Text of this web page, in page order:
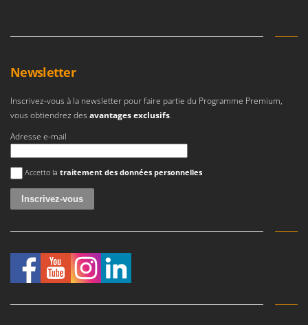
Spice Electronics
Spring Protezione
Spyro
Stanley
Stiga
Stocker
T
Tellarini Pompe
Telwin
Tenco
Newsletter
Inscrivez-vous à la newsletter pour faire partie du Programme Premium,
vous obtiendrez des avantages exclusifs.
Adresse e-mail
Une erreur est survenue
Accetto la traitement des données personnelles